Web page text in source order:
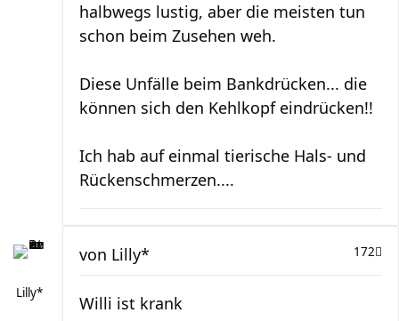
halbwegs lustig, aber die meisten tun
schon beim Zusehen weh.
Diese Unfälle beim Bankdrücken... die
können sich den Kehlkopf eindrücken!!
Ich hab auf einmal tierische Hals- und
Rückenschmerzen....
Lilly*
172
von Lilly*
Willi ist krank